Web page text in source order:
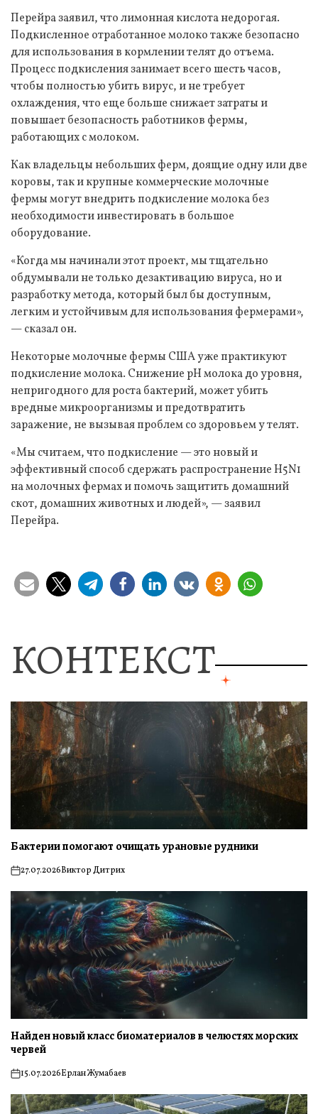
Перейра заявил, что лимонная кислота недорогая.
Подкисленное отработанное молоко также безопасно
для использования в кормлении телят до отъема.
Процесс подкисления занимает всего шесть часов,
чтобы полностью убить вирус, и не требует
охлаждения, что еще больше снижает затраты и
повышает безопасность работников фермы,
работающих с молоком.
Как владельцы небольших ферм, доящие одну или две
коровы, так и крупные коммерческие молочные
фермы могут внедрить подкисление молока без
необходимости инвестировать в большое
оборудование.
«Когда мы начинали этот проект, мы тщательно
обдумывали не только дезактивацию вируса, но и
разработку метода, который был бы доступным,
легким и устойчивым для использования фермерами»,
— сказал он.
Некоторые молочные фермы США уже практикуют
подкисление молока. Снижение pH молока до уровня,
непригодного для роста бактерий, может убить
вредные микроорганизмы и предотвратить
заражение, не вызывая проблем со здоровьем у телят.
«Мы считаем, что подкисление — это новый и
эффективный способ сдержать распространение H5N1
на молочных фермах и помочь защитить домашний
скот, домашних животных и людей», — заявил
Перейра.
КОНТЕКСТ
Бактерии помогают очищать урановые рудники
on27.07.2026Виктор Дитрих
Найден новый класс биоматериалов в челюстях морских
червей
on15.07.2026Ерлан Жумабаев